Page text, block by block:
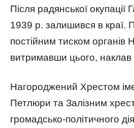
Після радянської окупації
1939 р. залишився в краї.
постійним тиском
витримавши цього, наклав
Нагороджений Хрестом
Петлюри та Залізним
громадсько-політичного